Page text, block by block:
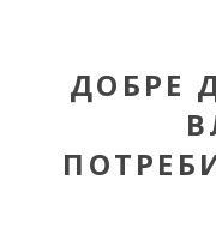
ДОБРЕ